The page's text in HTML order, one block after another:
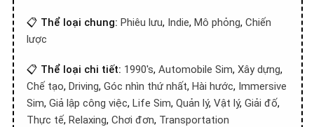
📋 Thể loại chung: Phiêu lưu, Indie, Mô phỏng, Chiến
lược
📋 Thể loại chi tiết: 1990's, Automobile Sim, Xây dựng,
Chế tạo, Driving, Góc nhìn thứ nhất, Hài hước, Immersive
Sim, Giả lập công việc, Life Sim, Quản lý, Vật lý, Giải đố,
Thực tế, Relaxing, Chơi đơn, Transportation